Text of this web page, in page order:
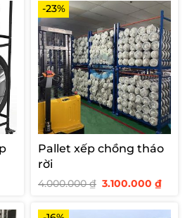
-23%
Pallet xếp chồng tháo
rời
4.000.000₫ Giá
4.000.000 ₫.
3.100.000₫Giá
là: